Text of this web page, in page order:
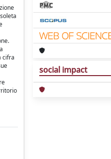
cifra
social impact